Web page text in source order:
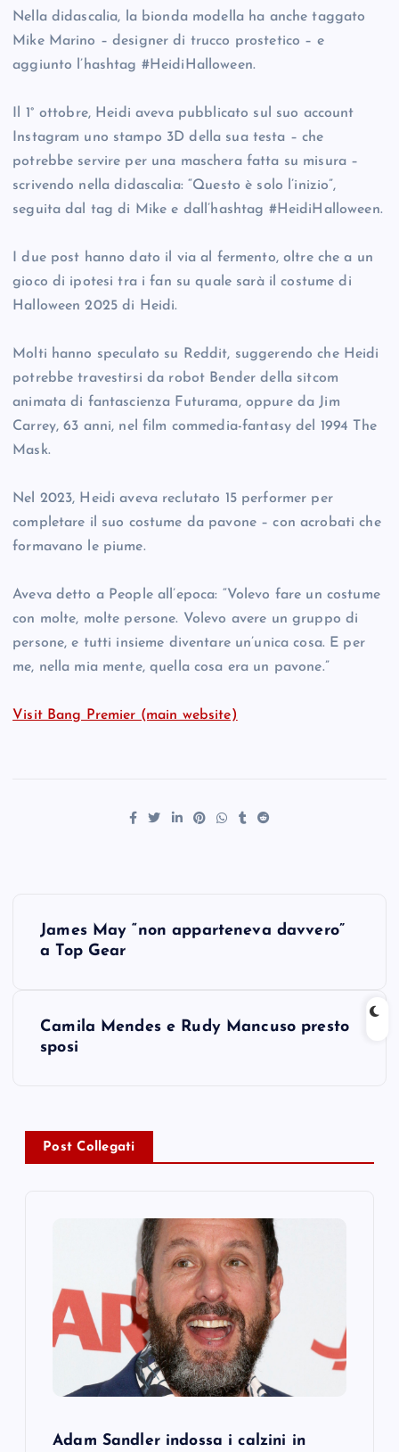
Nella didascalia, la bionda modella ha anche taggato
Mike Marino – designer di trucco prostetico – e
aggiunto l’hashtag #HeidiHalloween.
Il 1° ottobre, Heidi aveva pubblicato sul suo account
Instagram uno stampo 3D della sua testa – che
potrebbe servire per una maschera fatta su misura –
scrivendo nella didascalia: “Questo è solo l’inizio”,
seguita dal tag di Mike e dall’hashtag #HeidiHalloween.
I due post hanno dato il via al fermento, oltre che a un
gioco di ipotesi tra i fan su quale sarà il costume di
Halloween 2025 di Heidi.
Molti hanno speculato su Reddit, suggerendo che Heidi
potrebbe travestirsi da robot Bender della sitcom
animata di fantascienza Futurama, oppure da Jim
Carrey, 63 anni, nel film commedia-fantasy del 1994 The
Mask.
Nel 2023, Heidi aveva reclutato 15 performer per
completare il suo costume da pavone – con acrobati che
formavano le piume.
Aveva detto a People all’epoca: “Volevo fare un costume
con molte, molte persone. Volevo avere un gruppo di
persone, e tutti insieme diventare un’unica cosa. E per
me, nella mia mente, quella cosa era un pavone.”
Visit Bang Premier (main website)
a
v
James May “non apparteneva davvero”
a Top Gear
Camila Mendes e Rudy Mancuso presto
sposi
Post Collegati
Adam Sandler indossa i calzini in